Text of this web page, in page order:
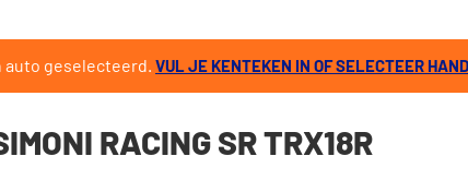
auto geselecteerd. VUL JE KENTEKEN IN OF SELECTEER
RACING SR TRX18R